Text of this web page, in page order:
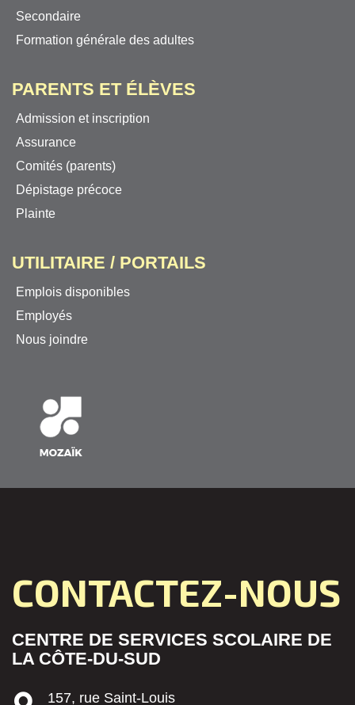
Secondaire
Formation générale des adultes
PARENTS ET ÉLÈVES
Admission et inscription
Assurance
Comités (parents)
Dépistage précoce
Plainte
UTILITAIRE / PORTAILS
Emplois disponibles
Employés
Nous joindre
CONTACTEZ-NOUS
CENTRE DE SERVICES SCOLAIRE DE
LA CÔTE-DU-SUD
157, rue Saint-Louis